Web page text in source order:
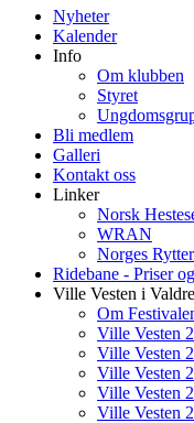
Nyheter
Kalender
Info
Om klubben
Styret
Bli medlem
Galleri
Kontakt oss
Linker
Norsk
WRAN
Norges
Ridebane - Priser
Ville Vesten i
Om
Ville Vesten
Ville Vesten
Ville Vesten
Ville Vesten
Ville Vesten